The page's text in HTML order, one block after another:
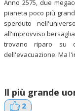
Anno 2575, due
pianeta poco più
sperduto
all'improvviso
trovano riparo su
dell'evacuazione. Ma
Il più grande
2